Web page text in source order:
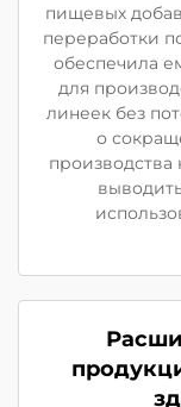
пищевых
переработки
обеспечила
для
линеек без
о
производства